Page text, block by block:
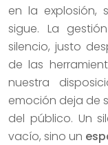
en la explosión,
sigue. La
silencio, justo
de las
nuestra
emoción deja de
del público. Un
vacío, sino un